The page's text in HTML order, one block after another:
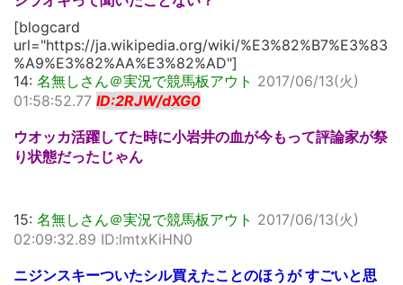
[blogcard
url="https://ja.wikipedia.org/wiki/%E3%82%B7%E3%83
%A9%E3%82%AA%E3%82%AD"]
14: 名無しさん＠実況で競馬板アウト 2017/06/13(火)
01:58:52.77 ID:2RJW/dXG0
ウオッカ活躍してた時に小岩井の血が今もって評論家が祭
り状態だったじゃん
15: 名無しさん＠実況で競馬板アウト 2017/06/13(火)
02:09:32.89 ID:lmtxKiHN0
ニジンスキーついたシル買えたことのほうが すごいと思